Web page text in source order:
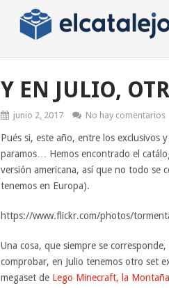
Y EN JULIO,
junio 2, 2017 No hay comentarios
Pués si, este año, entre los exclusivos
paramos… Hemos encontrado el
versión americana, así que no todo se
tenemos en Europa).
https://www.flickr.com/photos/
Una cosa, que siempre se corresponde,
comprobar, en Julio tenemos otro set
megaset de Lego Minecraft, la